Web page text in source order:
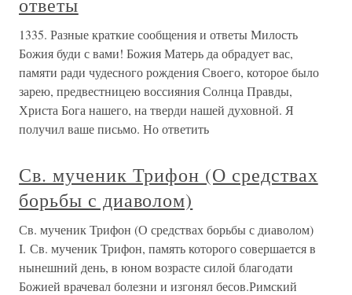
1335. Разные краткие сообщения и ответы Милость
Божия буди с вами! Божия Матерь да обрадует вас,
памяти ради чудесного рождения Своего, которое было
зарею, предвестницею воссияния Солнца Правды,
Христа Бога нашего, на тверди нашей духовной. Я
получил ваше письмо. Но ответить
Св. мученик Трифон (О средствах
борьбы с диаволом)
Св. мученик Трифон (О средствах борьбы с диаволом)
I. Св. мученик Трифон, память которого совершается в
нынешний день, в юном возрасте силой благодати
Божией врачевал болезни и изгонял бесов.Римский